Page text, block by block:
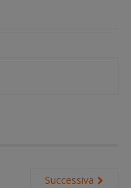
Successiva